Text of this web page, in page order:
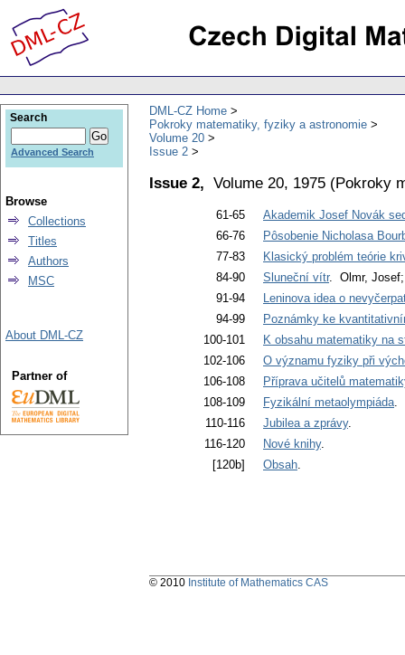
DML-CZ Home
Pokroky matematiky, fyziky a astronomie
Volume 20
Issue 2
Issue 2, Volume 20, 1975 (Pokroky
61-65
Akademik Josef Novák
66-76
Pôsobenie Nicholasa
77-83
Klasický problém teórie
84-90
Sluneční vítr. Olmr,
91-94
Leninova idea o
94-99
Poznámky ke
100-101
K obsahu matematiky na
102-106
O významu fyziky při
106-108
Příprava učitelů
108-109
Fyzikální metaolympiáda.
110-116
Jubilea a zprávy.
116-120
Nové knihy.
[120b]
Obsah.
Search
Advanced Search
Browse
Collections
Titles
Authors
MSC
About DML-CZ
Partner of
© 2010 Institute of Mathematics CAS